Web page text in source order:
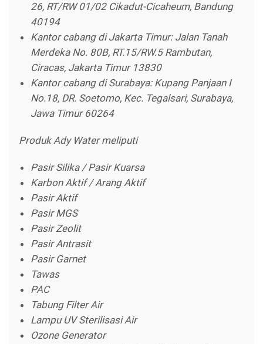
26, RT/RW 01/02 Cikadut-Cicaheum, Bandung
40194
Kantor cabang di Jakarta Timur: Jalan Tanah
Merdeka No. 80B, RT.15/RW.5 Rambutan,
Ciracas, Jakarta Timur 13830
Kantor cabang di Surabaya: Kupang Panjaan I
No.18, DR. Soetomo, Kec. Tegalsari, Surabaya,
Jawa Timur 60264
Produk Ady Water meliputi
Pasir Silika / Pasir Kuarsa
Karbon Aktif / Arang Aktif
Pasir Aktif
Pasir MGS
Pasir Zeolit
Pasir Antrasit
Pasir Garnet
Tawas
PAC
Tabung Filter Air
Lampu UV Sterilisasi Air
Ozone Generator